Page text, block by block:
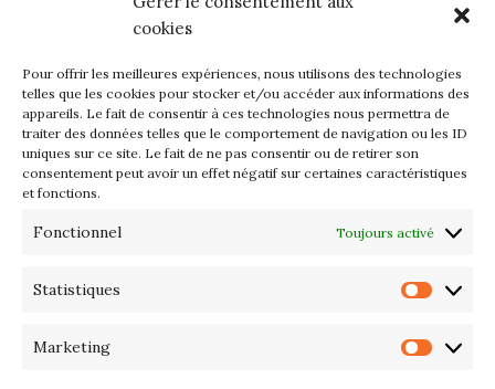
cookies
Pour offrir les meilleures expériences, nous utilisons des technologies
telles que les cookies pour stocker et/ou accéder aux informations des
appareils. Le fait de consentir à ces technologies nous permettra de
traiter des données telles que le comportement de navigation ou les ID
uniques sur ce site. Le fait de ne pas consentir ou de retirer son
consentement peut avoir un effet négatif sur certaines caractéristiques
et fonctions.
Fonctionnel Toujours activé
Statistiques
Marketing
mercredi 12 et jeudi 13 août
2026
Les petits formats du Port
d’Orange : Mercredi 22 juillet de
10h à 20h
2026 – Maison du Phare de